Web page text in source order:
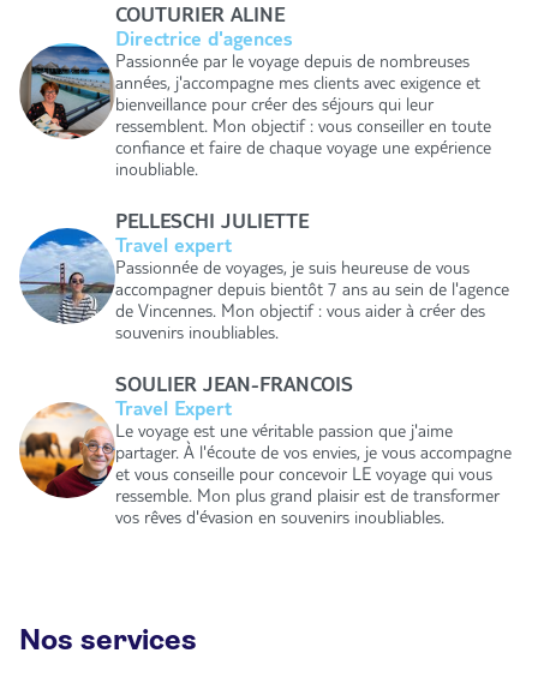
COUTURIER ALINE
Directrice d'agences
Passionnée par le voyage depuis de nombreuses
années, j'accompagne mes clients avec exigence et
bienveillance pour créer des séjours qui leur
ressemblent. Mon objectif : vous conseiller en toute
confiance et faire de chaque voyage une expérience
inoubliable.
PELLESCHI JULIETTE
Travel expert
Passionnée de voyages, je suis heureuse de vous
accompagner depuis bientôt 7 ans au sein de l'agence
de Vincennes. Mon objectif : vous aider à créer des
souvenirs inoubliables.
SOULIER JEAN-FRANCOIS
Travel Expert
Le voyage est une véritable passion que j'aime
partager. À l'écoute de vos envies, je vous accompagne
et vous conseille pour concevoir LE voyage qui vous
ressemble. Mon plus grand plaisir est de transformer
vos rêves d'évasion en souvenirs inoubliables.
Nos services